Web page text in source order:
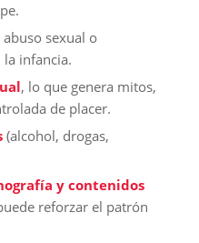
sexual o
la infancia.
, lo que genera mitos,
de placer.
(alcohol, drogas,
y contenidos
reforzar el patrón